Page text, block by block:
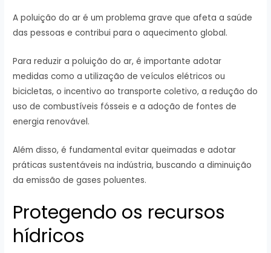
A poluição do ar é um problema grave que afeta a saúde
das pessoas e contribui para o aquecimento global.
Para reduzir a poluição do ar, é importante adotar
medidas como a utilização de veículos elétricos ou
bicicletas, o incentivo ao transporte coletivo, a redução do
uso de combustíveis fósseis e a adoção de fontes de
energia renovável.
Além disso, é fundamental evitar queimadas e adotar
práticas sustentáveis na indústria, buscando a diminuição
da emissão de gases poluentes.
Protegendo os recursos
hídricos